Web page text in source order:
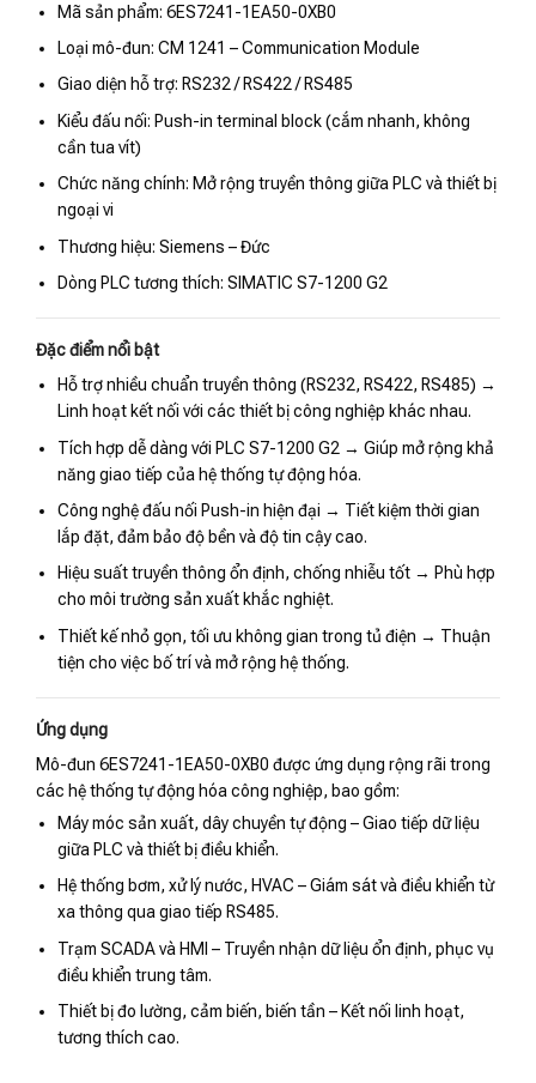
Mã sản phẩm: 6ES7241-1EA50-0XB0
Loại mô-đun: CM 1241 – Communication Module
Giao diện hỗ trợ: RS232 / RS422 / RS485
Kiểu đấu nối: Push-in terminal block (cắm nhanh, không
cần tua vít)
Chức năng chính: Mở rộng truyền thông giữa PLC và thiết bị
ngoại vi
Thương hiệu: Siemens – Đức
Dòng PLC tương thích: SIMATIC S7-1200 G2
Đặc điểm nổi bật
Hỗ trợ nhiều chuẩn truyền thông (RS232, RS422, RS485) →
Linh hoạt kết nối với các thiết bị công nghiệp khác nhau.
Tích hợp dễ dàng với PLC S7-1200 G2 → Giúp mở rộng khả
năng giao tiếp của hệ thống tự động hóa.
Công nghệ đấu nối Push-in hiện đại → Tiết kiệm thời gian
lắp đặt, đảm bảo độ bền và độ tin cậy cao.
Hiệu suất truyền thông ổn định, chống nhiễu tốt → Phù hợp
cho môi trường sản xuất khắc nghiệt.
Thiết kế nhỏ gọn, tối ưu không gian trong tủ điện → Thuận
tiện cho việc bố trí và mở rộng hệ thống.
Ứng dụng
Mô-đun 6ES7241-1EA50-0XB0 được ứng dụng rộng rãi trong
các hệ thống tự động hóa công nghiệp, bao gồm:
Máy móc sản xuất, dây chuyền tự động – Giao tiếp dữ liệu
giữa PLC và thiết bị điều khiển.
Hệ thống bơm, xử lý nước, HVAC – Giám sát và điều khiển từ
xa thông qua giao tiếp RS485.
Trạm SCADA và HMI – Truyền nhận dữ liệu ổn định, phục vụ
điều khiển trung tâm.
Thiết bị đo lường, cảm biến, biến tần – Kết nối linh hoạt,
tương thích cao.